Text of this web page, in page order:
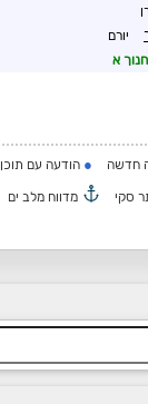
יורם
חנוך א
חדשה ● הודעה עם תוכן
סקי
מדווח מלב ים